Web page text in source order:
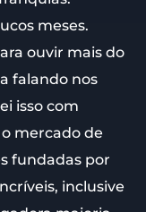
meses.
ouvir mais do
falando nos
isso com
mercado de
fundadas por
inclusive